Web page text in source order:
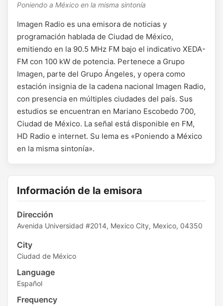
Poniendo a México en la misma sintonía
Imagen Radio es una emisora de noticias y
programación hablada de Ciudad de México,
emitiendo en la 90.5 MHz FM bajo el indicativo XEDA-
FM con 100 kW de potencia. Pertenece a Grupo
Imagen, parte del Grupo Ángeles, y opera como
estación insignia de la cadena nacional Imagen Radio,
con presencia en múltiples ciudades del país. Sus
estudios se encuentran en Mariano Escobedo 700,
Ciudad de México. La señal está disponible en FM,
HD Radio e internet. Su lema es «Poniendo a México
en la misma sintonía».
Información de la emisora
Dirección
Avenida Universidad #2014, Mexico City, Mexico, 04350
City
Ciudad de México
Language
Español
Frequency